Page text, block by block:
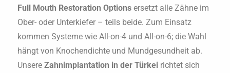
Full Mouth Restoration Options ersetzt alle Zähne im
Ober- oder Unterkiefer – teils beide. Zum Einsatz
kommen Systeme wie All-on-4 und All-on-6; die Wahl
hängt von Knochendichte und Mundgesundheit ab.
Unsere Zahnimplantation in der Türkei richtet sich